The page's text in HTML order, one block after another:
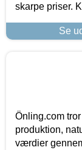
skarpe priser.
Se
Önling.com
produktion,
værdier